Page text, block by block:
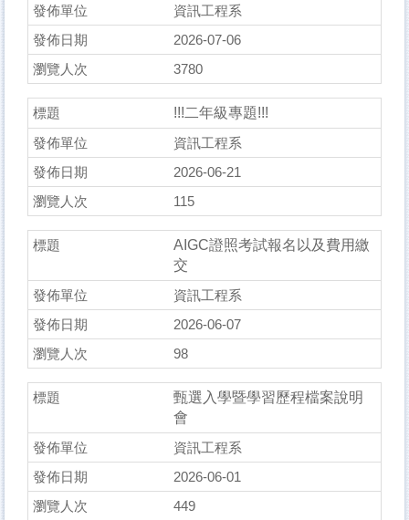
資訊工程系
2026-07-06
3780
!!!二年級專題!!!
資訊工程系
2026-06-21
115
AIGC證照考試報名以及費用繳
交
資訊工程系
2026-06-07
98
甄選入學暨學習歷程檔案說明
會
資訊工程系
2026-06-01
449